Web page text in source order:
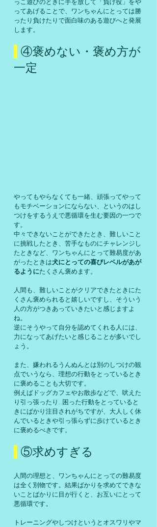
っこ遊びのときに手を放して「負け役」をや
ってあげることで、ワンちゃんにとっては勝
ったり負けたりで面白味のある遊びへと発展
します。
④褒めない・褒め方が
一定
やってもやらなくても一緒、頑張ってやって
もモチベーションにならない、というのはし
つけをするうえで悪循環を生む要因の一つで
す。
中々できないことができたとき、難しいこと
に挑戦したとき、苦手なものにチャレンジし
たときなど、ワンちゃんにとって難易度があ
がったときは犬にとっての喜びレベルがあが
るようにたくさん褒めます。
人間も、難しいことがクリアできたときにた
くさん褒められると嬉しいですし、そういう
人の方がつきあっていきたいと感じますよ
ね。
逆にそうやって自分を認めてくれる人には、
力になってあげたいと感じることが多いでし
ょう。
また、嫌われるうんぬんとは別のしつけの観
点でいうなら、理想の行動をとっているとき
に褒めることも大切です。
例えばドッグカフェやお散歩などで、吠えた
り引っ張ったり…困った行動をとっていると
きにばかり注目されがちですが、大人しく休
んでいるときや引っ張らずに歩けているとき
に褒めるべきです。
⑤求めすぎる
人間の理想と、ワンちゃんにとっての難易度
は全く別物です。結果ばかりを求めてできな
いことばかりに目が行くと、お互いにとって
悪循環です。
トレーニングやしつけというとオスワリやマ